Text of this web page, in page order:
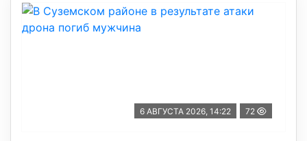
6 АВГУСТА 2026, 14:22 72